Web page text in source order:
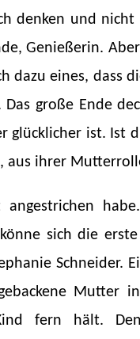
denken und nicht
Genießerin.
dazu eines, dass
große Ende
glücklicher ist. Ist
aus ihrer
sich die erste
Schneider.
Mutter
fern hält.